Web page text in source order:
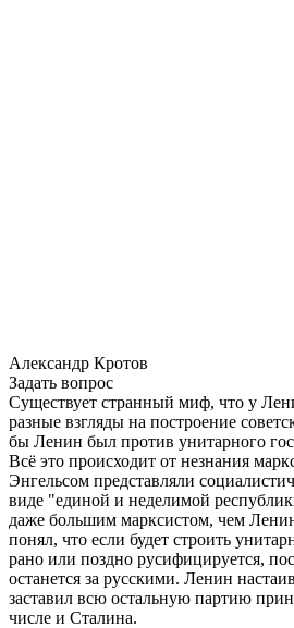
Александр Кротов
Задать вопрос
Существует странный миф, что у
разные взгляды на построение
бы Ленин был против унитарного
Всё это происходит от незнания
Энгельсом представляли
виде "единой и неделимой
даже большим марксистом, чем
понял, что если будет строить
рано или поздно русифицируется,
останется за русскими. Ленин
заставил всю остальную партию
числе и Сталина.